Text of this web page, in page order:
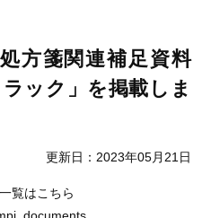
方箋関連補足資料
ック」を掲載しま
更新日：2023年05月21日
覧はこちら